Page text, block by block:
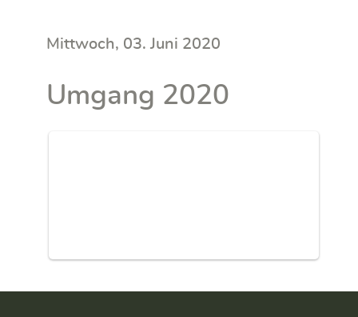
Mittwoch, 03. Juni 2020
Umgang 2020